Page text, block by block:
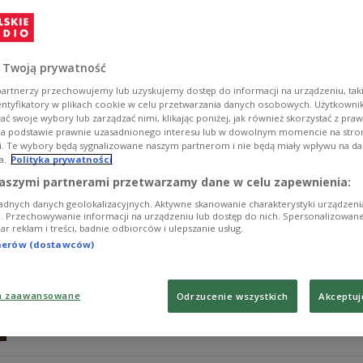
Karol Mossakowski to nazwisko, które w świecie
Jego kariera jest przykładem tego, jak talent, pasja i
nowoczesnym spojrzeniem na muzykę. Dziennik "Le
organów". W 2025 roku uhonorowano go tytułem
Polski poprzez muzykę, opowiedział Adzie
Zobacz więcej na temat: Polonia Francja Paryż muzyka
Skarb z kościoła św. Wacława w
Tym razem wybraliśmy się w podróż do Krzanowic -
właśnie tam w centrum niewielkiego miasteczka, w
dekadzie XX wieku organy. Są one niezwykle cennym,
Patrycja Zisch Górny Śląsk Dwójka
prywatność
przechowujemy lub uzyskujemy dostęp do informacji na urządzeniu,
w plikach cookie w celu przetwarzania danych osobowych.
swoje wybory lub zarządzać nimi, klikając poniżej, jak również skorzystać z
podstawie prawnie uzasadnionego interesu lub w dowolnym momencie na
Te wybory będą sygnalizowane naszym partnerom i nie będą miały wpływu na
Polityka prywatności
partnerami przetwarzamy dane w celu zapewnienia:
danych geolokalizacyjnych. Aktywne skanowanie charakterystyki
Przechowywanie informacji na urządzeniu lub dostęp do nich.
reklam i treści, badnie odbiorców i ulepszanie usług.
(dostawców)
zaawansowane Odrzucenie wszystkich